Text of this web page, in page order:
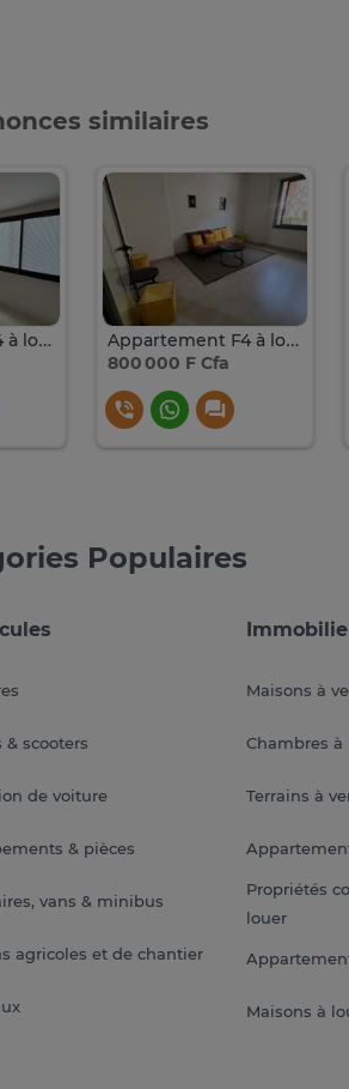
similaires
Appartement F4 à louer au Point E
Appartement F4 à louer au Point E
800 000 F Cfa
Populaires
& scooters
de voiture
& pièces
vans & minibus
agricoles et de chantier
Maisons à
Chambres à
Terrains à
Propriétés
louer
Maisons à